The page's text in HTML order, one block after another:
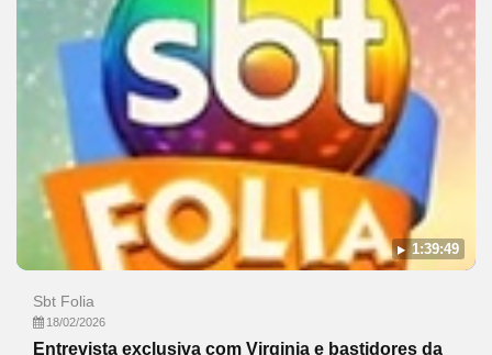
1:39:49
Sbt Folia
18/02/2026
Entrevista exclusiva com Virginia e bastidores da